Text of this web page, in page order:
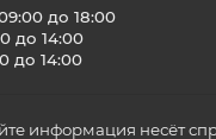
до 18:00
до 14:00
до 14:00
информация несёт